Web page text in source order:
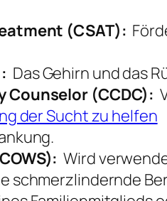
(CSAT):
Das Gehirn und das
Counselor (CCDC):
der Sucht zu helfen
Wird
schmerzlindernde